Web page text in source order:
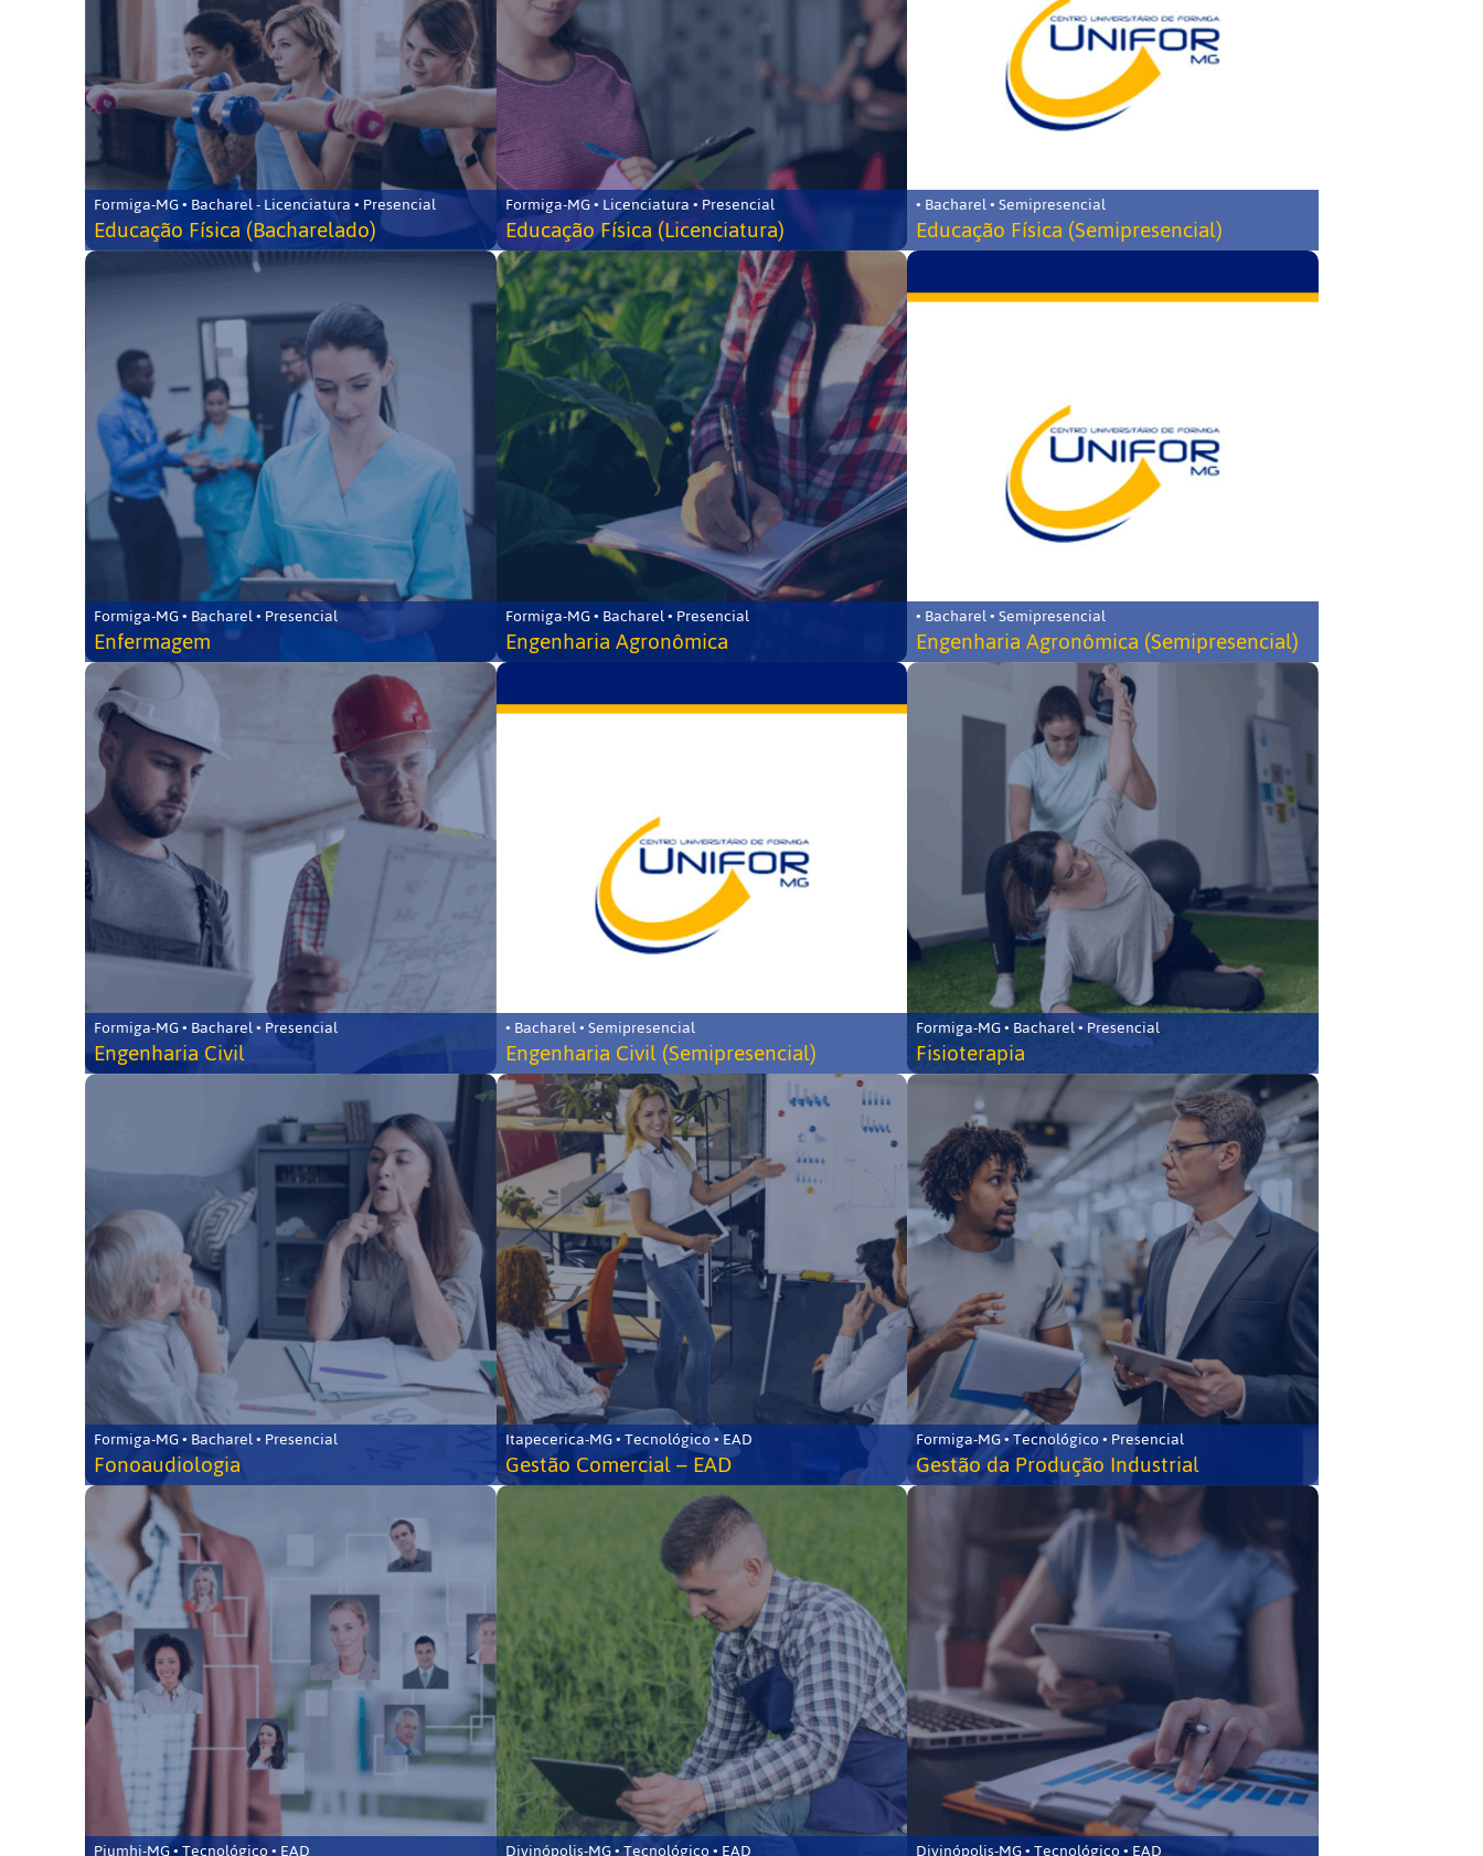
Formiga-MG • Bacharel - Licenciatura • Presencial
Educação Física (Bacharelado)
Formiga-MG • Licenciatura • Presencial
Educação Física (Licenciatura)
• Bacharel • Semipresencial
Educação Física (Semipresencial)
Formiga-MG • Bacharel • Presencial
Enfermagem
Formiga-MG • Bacharel • Presencial
Engenharia Agronômica
• Bacharel • Semipresencial
Engenharia Agronômica (Semipresencial)
Formiga-MG • Bacharel • Presencial
Engenharia Civil
• Bacharel • Semipresencial
Engenharia Civil (Semipresencial)
Formiga-MG • Bacharel • Presencial
Fisioterapia
Formiga-MG • Bacharel • Presencial
Fonoaudiologia
Itapecerica-MG • Tecnológico • EAD
Gestão Comercial – EAD
Formiga-MG • Tecnológico • Presencial
Gestão da Produção Industrial